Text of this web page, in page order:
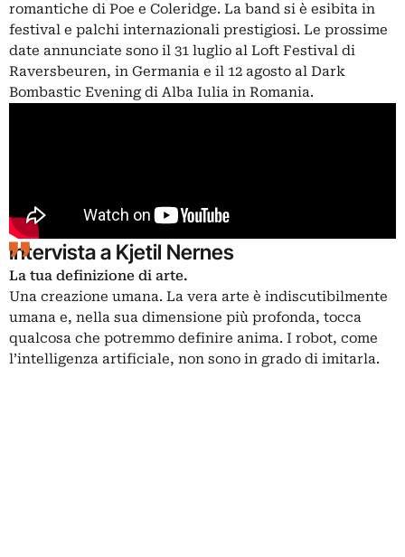
romantiche di Poe e Coleridge. La band si è esibita in
festival e palchi internazionali prestigiosi. Le prossime
date annunciate sono il 31 luglio al Loft Festival di
Raversbeuren, in Germania e il 12 agosto al Dark
Bombastic Evening di Alba Iulia in Romania.
Intervista a Kjetil Nernes
La tua definizione di arte.
Una creazione umana. La vera arte è indiscutibilmente
umana e, nella sua dimensione più profonda, tocca
qualcosa che potremmo definire anima. I robot, come
l’intelligenza artificiale, non sono in grado di imitarla.